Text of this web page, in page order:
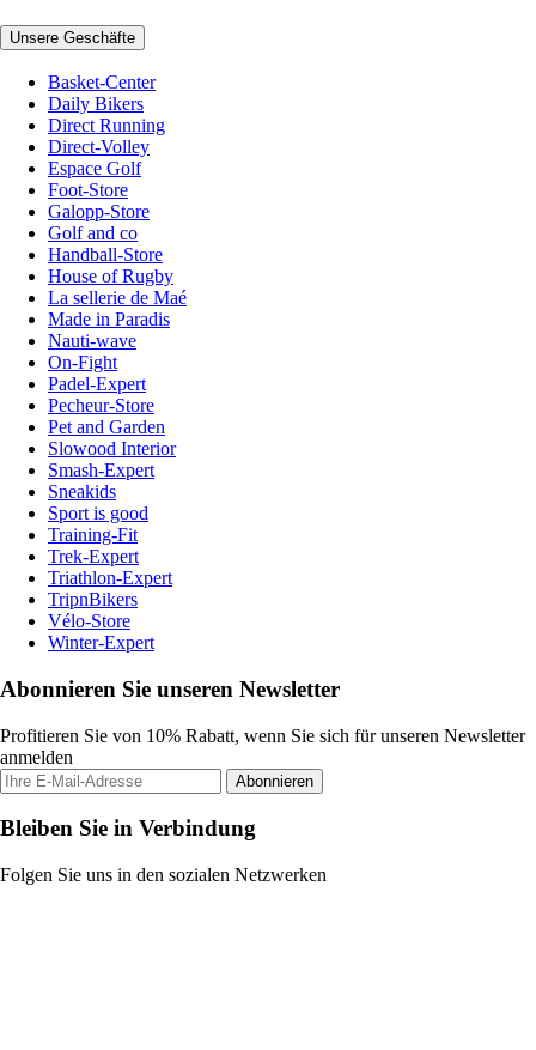
Unsere Geschäfte
Basket-Center
Daily Bikers
Direct Running
Direct-Volley
Espace Golf
Foot-Store
Galopp-Store
Golf and co
Handball-Store
House of Rugby
La sellerie de Maé
Made in Paradis
Nauti-wave
On-Fight
Padel-Expert
Pecheur-Store
Pet and Garden
Slowood Interior
Smash-Expert
Sneakids
Sport is good
Training-Fit
Trek-Expert
Triathlon-Expert
TripnBikers
Vélo-Store
Winter-Expert
Abonnieren Sie unseren Newsletter
Profitieren Sie von 10% Rabatt, wenn Sie sich für unseren Newsletter
anmelden
Abonnieren
Bleiben Sie in Verbindung
Folgen Sie uns in den sozialen Netzwerken